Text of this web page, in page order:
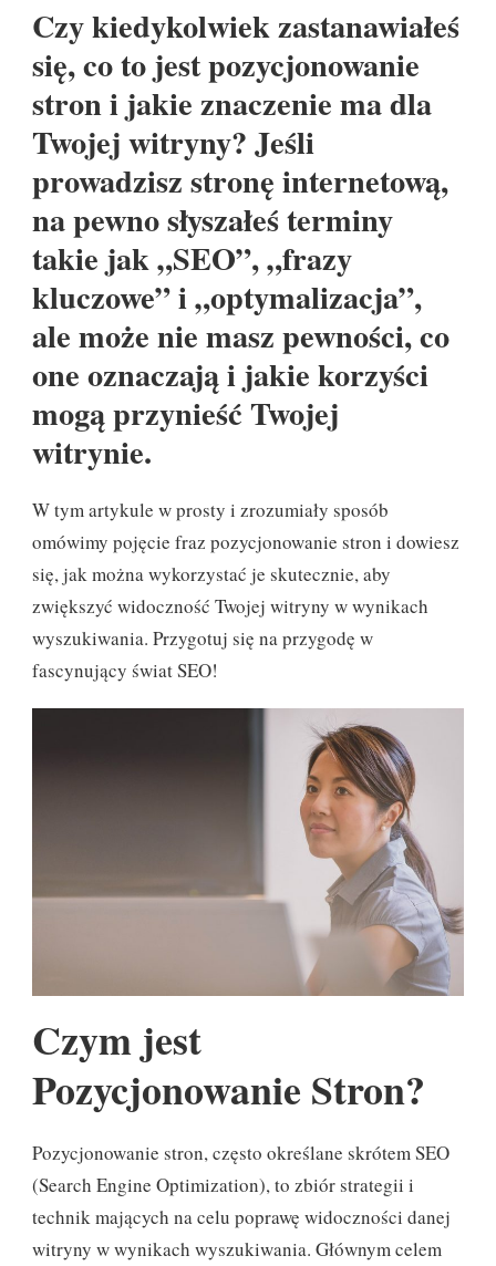
Czy kiedykolwiek zastanawiałeś
się, co to jest pozycjonowanie
stron i jakie znaczenie ma dla
Twojej witryny? Jeśli
prowadzisz stronę internetową,
na pewno słyszałeś terminy
takie jak „SEO”, „frazy
kluczowe” i „optymalizacja”,
ale może nie masz pewności, co
one oznaczają i jakie korzyści
mogą przynieść Twojej
witrynie.
W tym artykule w prosty i zrozumiały sposób
omówimy pojęcie fraz pozycjonowanie stron i dowiesz
się, jak można wykorzystać je skutecznie, aby
zwiększyć widoczność Twojej witryny w wynikach
wyszukiwania. Przygotuj się na przygodę w
fascynujący świat SEO!
Czym jest
Pozycjonowanie Stron?
Pozycjonowanie stron, często określane skrótem SEO
(Search Engine Optimization), to zbiór strategii i
technik mających na celu poprawę widoczności danej
witryny w wynikach wyszukiwania. Głównym celem